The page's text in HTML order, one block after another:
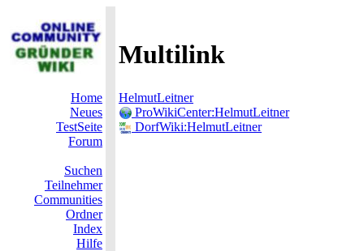
Multilink
Home
Neues
TestSeite
Forum
Suchen
Teilnehmer
Communities
Ordner
Index
Hilfe
HelmutLeitner
ProWikiCenter:HelmutLeitner
DorfWiki:HelmutLeitner